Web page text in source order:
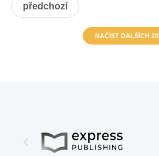
předchozí
NAČÍST DALŠÍCH 20